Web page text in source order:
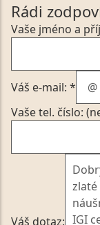
Rádi
Vaše jméno a
Váš e-mail: *
Vaše tel. číslo:
Váš dotaz: